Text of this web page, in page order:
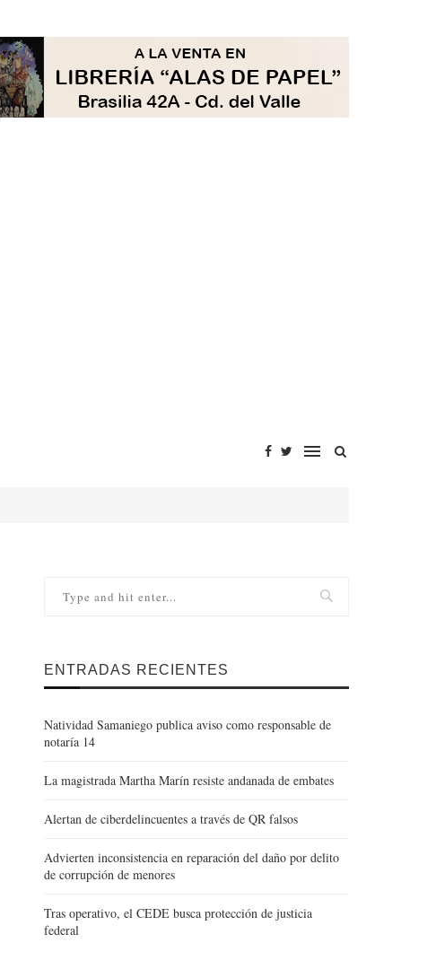
ENTRADAS RECIENTES
Natividad Samaniego publica aviso como responsable de
notaría 14
La magistrada Martha Marín resiste andanada de embates
Alertan de ciberdelincuentes a través de QR falsos
Advierten inconsistencia en reparación del daño por delito
de corrupción de menores
Tras operativo, el CEDE busca protección de justicia
federal